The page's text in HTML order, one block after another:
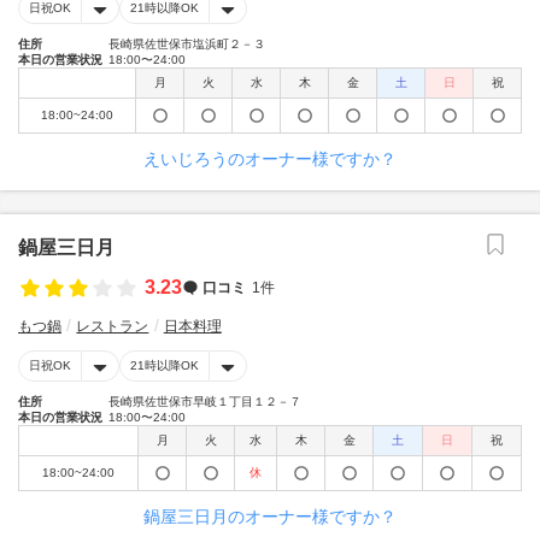
日祝OK 21時以降OK
住所
長崎県佐世保市塩浜町２－３
本日の営業状況 18:00〜24:00
月
火 水 木 金 土 日 祝
18:00~24:00
えいじろうのオーナー様ですか？
鍋屋三日月
3.23
口コミ 1件
もつ鍋 レストラン 日本料理
日祝OK 21時以降OK
住所
長崎県佐世保市早岐１丁目１２－７
本日の営業状況 18:00〜24:00
月
火 水 木 金 土 日 祝
18:00~24:00 休
鍋屋三日月のオーナー様ですか？